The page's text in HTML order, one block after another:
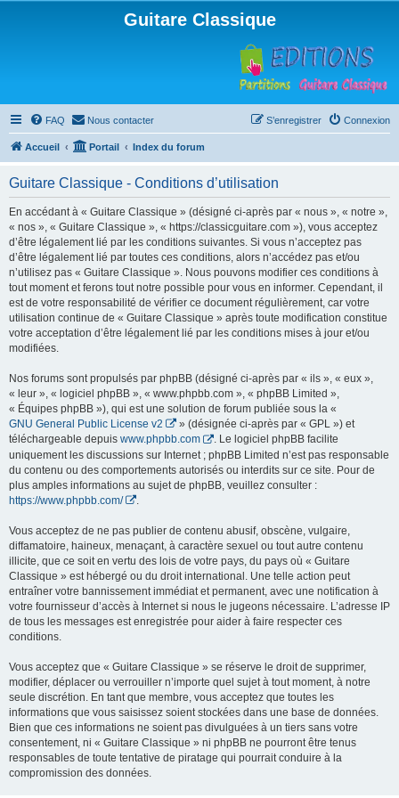
Guitare Classique
FAQ Nous contacter Connexion
S’enregistrer
Accueil Portail Index du forum
Guitare Classique - Conditions d’utilisation
En accédant à « Guitare Classique » (désigné ci-après par « nous », « notre »,
« nos », « Guitare Classique », « https://classicguitare.com »), vous acceptez
d’être légalement lié par les conditions suivantes. Si vous n’acceptez pas
d’être légalement lié par toutes ces conditions, alors n’accédez pas et/ou
n’utilisez pas « Guitare Classique ». Nous pouvons modifier ces conditions à
tout moment et ferons tout notre possible pour vous en informer. Cependant, il
est de votre responsabilité de vérifier ce document régulièrement, car votre
utilisation continue de « Guitare Classique » après toute modification constitue
votre acceptation d’être légalement lié par les conditions mises à jour et/ou
modifiées.
Nos forums sont propulsés par phpBB (désigné ci-après par « ils », « eux »,
« leur », « logiciel phpBB », « www.phpbb.com », « phpBB Limited »,
« Équipes phpBB »), qui est une solution de forum publiée sous la «
GNU General Public License v2
» (désignée ci-après par « GPL ») et
téléchargeable depuis www.phpbb.com
. Le logiciel phpBB facilite
uniquement les discussions sur Internet ; phpBB Limited n’est pas responsable
du contenu ou des comportements autorisés ou interdits sur ce site. Pour de
plus amples informations au sujet de phpBB, veuillez consulter :
https://www.phpbb.com/
Vous acceptez de ne pas publier de contenu abusif, obscène, vulgaire,
diffamatoire, haineux, menaçant, à caractère sexuel ou tout autre contenu
illicite, que ce soit en vertu des lois de votre pays, du pays où « Guitare
Classique » est hébergé ou du droit international. Une telle action peut
entraîner votre bannissement immédiat et permanent, avec une notification à
votre fournisseur d’accès à Internet si nous le jugeons nécessaire. L’adresse IP
de tous les messages est enregistrée pour aider à faire respecter ces
conditions.
Vous acceptez que « Guitare Classique » se réserve le droit de supprimer,
modifier, déplacer ou verrouiller n’importe quel sujet à tout moment, à notre
seule discrétion. En tant que membre, vous acceptez que toutes les
informations que vous saisissez soient stockées dans une base de données.
Bien que ces informations ne soient pas divulguées à un tiers sans votre
consentement, ni « Guitare Classique » ni phpBB ne pourront être tenus
responsables de toute tentative de piratage qui pourrait conduire à la
compromission des données.